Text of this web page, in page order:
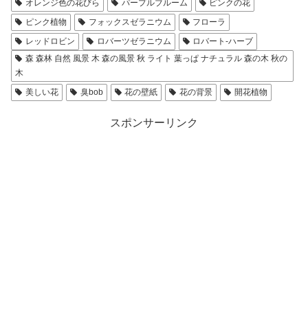
オレンジ色の花びら
パープルブルーム
ピンクの花
ピンク植物
フォックスゼラニウム
フローラ
レッドロビン
ロバーツゼラニウム
ロバート-ハーブ
森 森林 自然 風景 木 森の風景 秋 ライト 葉っぱ ナチュラル 森の木 秋の
木
美しい花
臭bob 花の壁紙 花の背景 開花植物
スポンサーリンク